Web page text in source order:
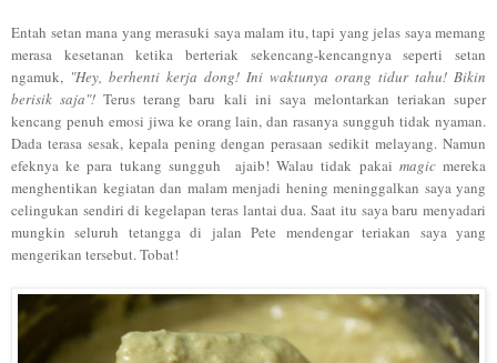
Entah setan mana yang merasuki saya malam itu, tapi yang jelas saya memang
merasa kesetanan ketika berteriak sekencang-kencangnya seperti setan
ngamuk, "Hey, berhenti kerja dong! Ini waktunya orang tidur tahu! Bikin
berisik saja"!Terus terang baru kali ini saya melontarkan teriakan super
kencang penuh emosi jiwa ke orang lain, dan rasanya sungguh tidak nyaman.
Dada terasa sesak, kepala pening dengan perasaan sedikit melayang. Namun
efeknya ke para tukang sungguh ajaib! Walau tidak pakai magicmereka
menghentikan kegiatan dan malam menjadi hening meninggalkan saya yang
celingukan sendiri di kegelapan teras lantai dua. Saat itu saya baru menyadari
mungkin seluruh tetangga di jalan Pete mendengar teriakan saya yang
mengerikan tersebut. Tobat!